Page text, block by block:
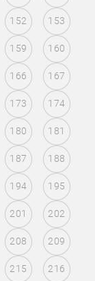
152 153
159 160
166 167
173 174
180 181
187 188
194 195
201 202
208 209
215 216